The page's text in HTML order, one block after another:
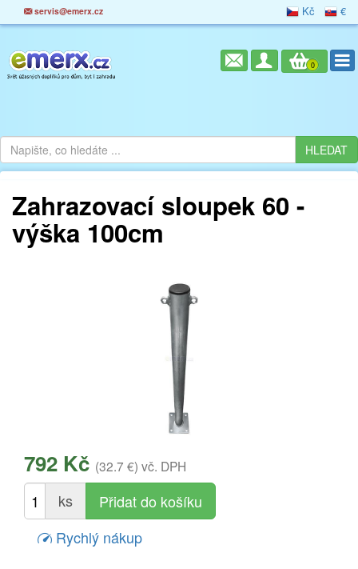
servis@emerx.cz Kč €
0
Zahrazovací sloupek 60 -
výška 100cm
792 Kč (32.7 €) vč. DPH
ks
Rychlý nákup